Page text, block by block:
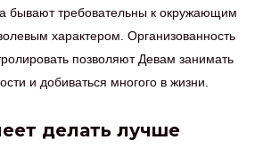
бывают требовательны к окружающим
характером. Организованность
позволяют Девам занимать
и добиваться многого в жизни.
делать лучше